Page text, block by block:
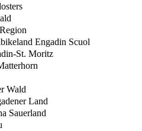
Engadin Scuol
St. Moritz
Wald
Land
Sauerland